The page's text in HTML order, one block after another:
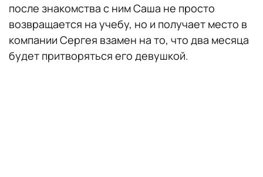
после знакомства с ним Саша не просто
возвращается на учебу, но и получает место в
компании Сергея взамен на то, что два месяца
будет притворяться его девушкой.